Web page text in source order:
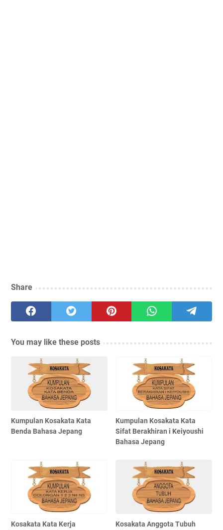
Share
You may like these posts
Kumpulan Kosakata Kata
Benda Bahasa Jepang
Kumpulan Kosakata Kata
Sifat Berakhiran i Keiyoushi
Bahasa Jepang
Kosakata Kata Kerja Kosakata Anggota Tubuh